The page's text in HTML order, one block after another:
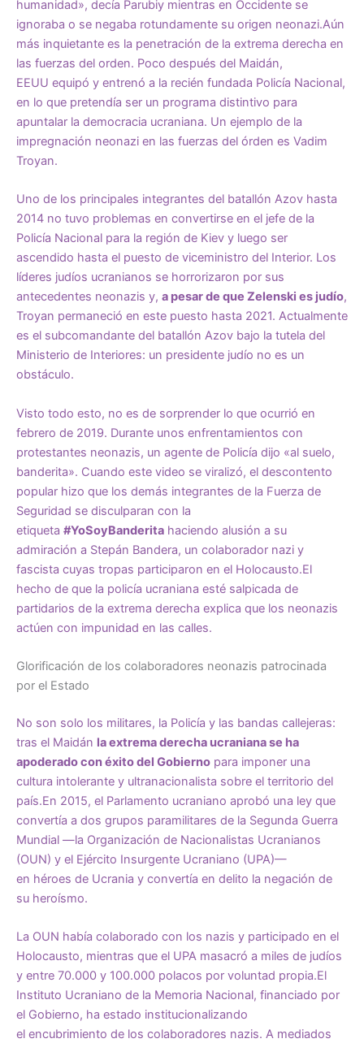
humanidad», decía Parubiy mientras en Occidente se
ignoraba o se negaba rotundamente su origen neonazi.Aún
más inquietante es la penetración de la extrema derecha en
las fuerzas del orden. Poco después del Maidán,
EEUU equipó y entrenó a la recién fundada Policía Nacional,
en lo que pretendía ser un programa distintivo para
apuntalar la democracia ucraniana. Un ejemplo de la
impregnación neonazi en las fuerzas del órden es Vadim
Troyan.
Uno de los principales integrantes del batallón Azov hasta
2014 no tuvo problemas en convertirse en el jefe de la
Policía Nacional para la región de Kiev y luego ser
ascendido hasta el puesto de viceministro del Interior. Los
líderes judíos ucranianos se horrorizaron por sus
antecedentes neonazis y, a pesar de que Zelenski es judío,
Troyan permaneció en este puesto hasta 2021. Actualmente
es el subcomandante del batallón Azov bajo la tutela del
Ministerio de Interiores: un presidente judío no es un
obstáculo.
Visto todo esto, no es de sorprender lo que ocurrió en
febrero de 2019. Durante unos enfrentamientos con
protestantes neonazis, un agente de Policía dijo «al suelo,
banderita». Cuando este video se viralizó, el descontento
popular hizo que los demás integrantes de la Fuerza de
Seguridad se disculparan con la
etiqueta #YoSoyBanderita haciendo alusión a su
admiración a Stepán Bandera, un colaborador nazi y
fascista cuyas tropas participaron en el Holocausto.El
hecho de que la policía ucraniana esté salpicada de
partidarios de la extrema derecha explica que los neonazis
actúen con impunidad en las calles.
Glorificación de los colaboradores neonazis patrocinada
por el Estado
No son solo los militares, la Policía y las bandas callejeras:
tras el Maidán la extrema derecha ucraniana se ha
apoderado con éxito del Gobierno para imponer una
cultura intolerante y ultranacionalista sobre el territorio del
país.En 2015, el Parlamento ucraniano aprobó una ley que
convertía a dos grupos paramilitares de la Segunda Guerra
Mundial —la Organización de Nacionalistas Ucranianos
(OUN) y el Ejército Insurgente Ucraniano (UPA)—
en héroes de Ucrania y convertía en delito la negación de
su heroísmo.
La OUN había colaborado con los nazis y participado en el
Holocausto, mientras que el UPA masacró a miles de judíos
y entre 70.000 y 100.000 polacos por voluntad propia.El
Instituto Ucraniano de la Memoria Nacional, financiado por
el Gobierno, ha estado institucionalizando
el encubrimiento de los colaboradores nazis. A mediados